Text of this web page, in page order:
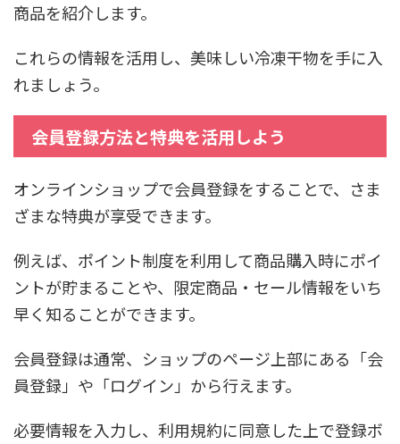
商品を紹介します。
これらの情報を活用し、美味しい冷凍干物を手に入
れましょう。
会員登録方法と特典を活用しよう
オンラインショップで会員登録をすることで、さま
ざまな特典が享受できます。
例えば、ポイント制度を利用して商品購入時にポイ
ントが貯まることや、限定商品・セール情報をいち
早く知ることができます。
会員登録は通常、ショップのページ上部にある「会
員登録」や「ログイン」から行えます。
必要情報を入力し、利用規約に同意した上で登録ボ